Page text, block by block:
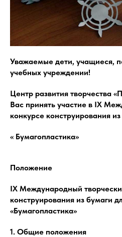
Уважаемые дети, учащиеся,
учебных учреждении!
Центр развития творчества
Вас принять участие в IX
конкурсе конструирования
« Бумагопластика»
Положение
IX Международный
конструирования из бумаги
«Бумагопластика»
1. Общие положения